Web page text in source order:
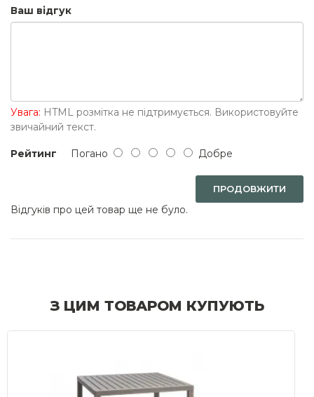
Ваш відгук
Увага: HTML розмітка не підтримується. Використовуйте
звичайний текст.
Рейтинг Погано Добре
ПРОДОВЖИТИ
Відгуків про цей товар ще не було.
З ЦИМ ТОВАРОМ КУПУЮТЬ